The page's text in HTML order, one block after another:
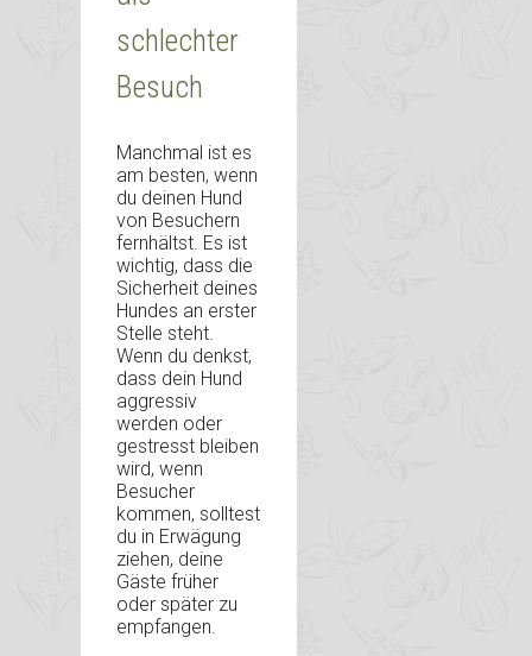
schlechter
Besuch
Manchmal ist es
am besten, wenn
du deinen Hund
von Besuchern
fernhältst. Es ist
wichtig, dass die
Sicherheit deines
Hundes an erster
Stelle steht.
Wenn du denkst,
dass dein Hund
aggressiv
werden oder
gestresst bleiben
wird, wenn
Besucher
kommen, solltest
du in Erwägung
ziehen, deine
Gäste früher
oder später zu
empfangen.